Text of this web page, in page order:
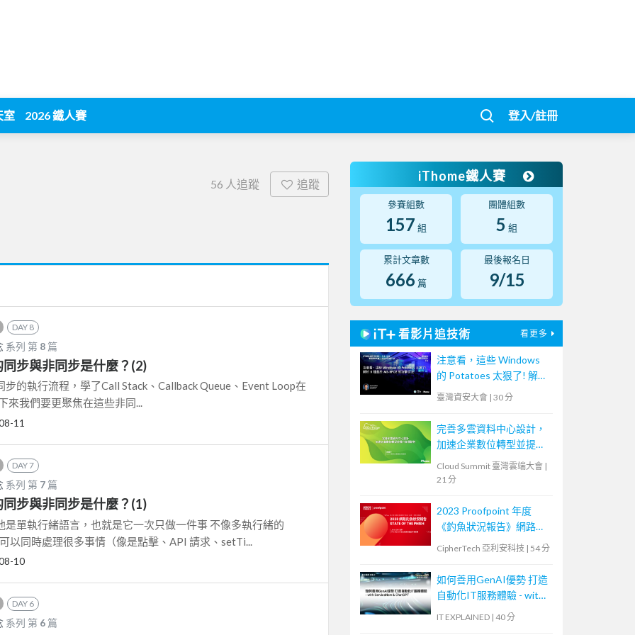
室 2026 鐵人賽 登入/註冊
56 人追蹤 追蹤
DAY 8
系列 第 8 篇
同步與非同步是什麼？(2)
步的執行流程，學了Call Stack、Callback Queue、Event Loop在
來我們要更聚焦在這些非同...
11
DAY 7
系列 第 7 篇
同步與非同步是什麼？(1)
是單執行緒語言，也就是它一次只做一件事 不像多執行緒的
以同時處理很多事情（像是點擊、API 請求、setTi...
10
DAY 6
系列 第 6 篇
iThome鐵人賽
參賽組數
157 組
團體組數
5 組
累計文章數
666 篇
最後報名日
9/15
看影片追技術 看更多
注意看，這些 Windows
的 Potatoes 太狠了! 解析
5 種基於 MS-RPCE 的攻
臺灣資安大會 | 30 分
完善多雲資料中心設計，
加速企業數位轉型並提升
Cloud Summit 臺灣雲端大會 |
21 分
2023 Proofpoint 年度
《釣魚狀況報告》網路研
CipherTech 亞利安科技 | 54 分
如何善用GenAI優勢 打造
自動化IT服務體驗 - with
ServiceNow & ChatGPT
IT EXPLAINED | 40 分